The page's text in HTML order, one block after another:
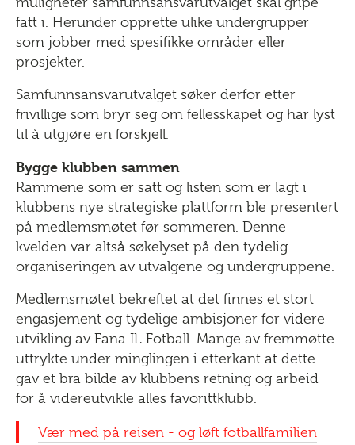
fatt i. Herunder opprette ulike undergrupper
som jobber med spesifikke områder eller
prosjekter.
Samfunnsansvarutvalget søker derfor etter
frivillige som bryr seg om fellesskapet og har lyst
til å utgjøre en forskjell.
Bygge klubben sammen
Rammene som er satt og listen som er lagt i
klubbens nye strategiske plattform ble presentert
på medlemsmøtet før sommeren. Denne
kvelden var altså søkelyset på den tydelig
organiseringen av utvalgene og undergruppene.
Medlemsmøtet bekreftet at det finnes et stort
engasjement og tydelige ambisjoner for videre
utvikling av Fana IL Fotball. Mange av fremmøtte
uttrykte under minglingen i etterkant at dette
gav et bra bilde av klubbens retning og arbeid
for å videreutvikle alles favorittklubb.
Vær med på reisen - og løft fotballfamilien